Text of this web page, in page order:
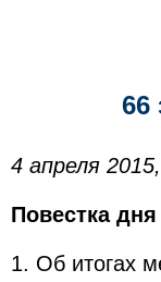
66
4 апреля
Повестка дня
1. Об итогах